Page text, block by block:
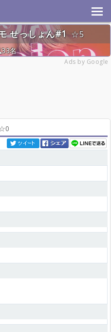
せっしょん#1
5
33名
Ads by Google
0